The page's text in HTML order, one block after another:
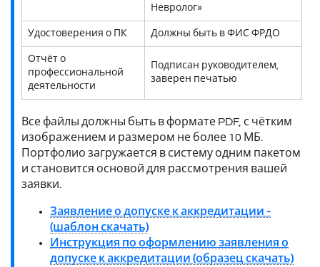
Невролог»
Удостоверения о ПК Должны быть в ФИС ФРДО
Отчёт о
профессиональной
деятельности
Подписан руководителем,
заверен печатью
Все файлы должны быть в формате PDF, с чётким
изображением и размером не более 10 МБ.
Портфолио загружается в систему одним пакетом
и становится основой для рассмотрения вашей
заявки.
Заявление о допуске к аккредитации -
(шаблон скачать)
Инструкция по оформлению заявления о
допуске к аккредитации (образец скачать)